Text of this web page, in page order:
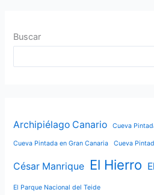
Buscar
Archipiélago Canario Cueva
Cueva Pintada en Gran Canaria Cueva
César Manrique El Hierro
El Parque Nacional del Teide